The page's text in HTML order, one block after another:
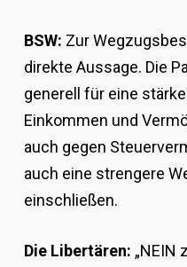
BSW: Zur
direkte Aussage. Die
generell für eine
Einkommen und
auch gegen
auch eine strengere
einschließen.
Die Libertären: „NEIN